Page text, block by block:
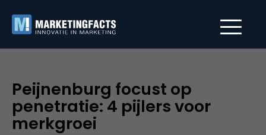
Peijnenburg focust op
penetratie: 4 pijlers voor
merkgroei